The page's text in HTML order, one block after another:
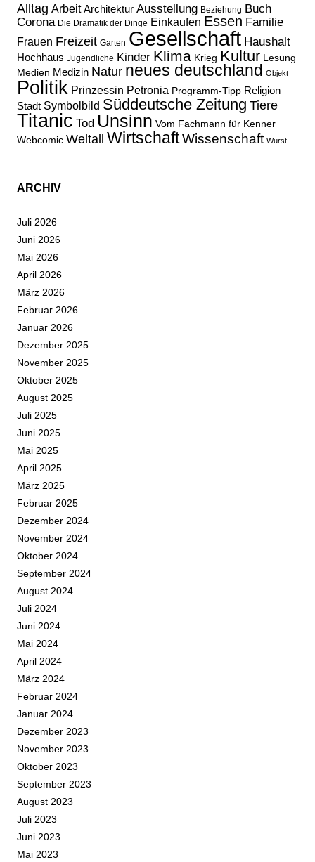
Alltag Arbeit Architektur Ausstellung Beziehung Buch
Corona Die Dramatik der Dinge Einkaufen Essen Familie
Frauen Freizeit Garten Gesellschaft Haushalt
Hochhaus Jugendliche Kinder Klima Krieg Kultur Lesung
Medien Medizin Natur neues deutschland Objekt
Politik Prinzessin Petronia Programm-Tipp Religion
Stadt Symbolbild Süddeutsche Zeitung Tiere
Titanic Tod Unsinn Vom Fachmann für Kenner
Webcomic Weltall WirtschaftWissenschaft Wurst
ARCHIV
Juli 2026
Juni 2026
Mai 2026
April 2026
März 2026
Februar 2026
Januar 2026
Dezember 2025
November 2025
Oktober 2025
August 2025
Juli 2025
Juni 2025
Mai 2025
April 2025
März 2025
Februar 2025
Dezember 2024
November 2024
Oktober 2024
September 2024
August 2024
Juli 2024
Juni 2024
Mai 2024
April 2024
März 2024
Februar 2024
Januar 2024
Dezember 2023
November 2023
Oktober 2023
September 2023
August 2023
Juli 2023
Juni 2023
Mai 2023